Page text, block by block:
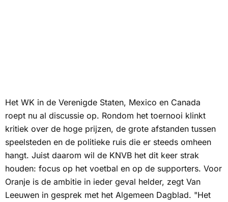
Het WK in de Verenigde Staten, Mexico en Canada
roept nu al discussie op. Rondom het toernooi klinkt
kritiek over de hoge prijzen, de grote afstanden tussen
speelsteden en de politieke ruis die er steeds omheen
hangt. Juist daarom wil de KNVB het dit keer strak
houden: focus op het voetbal en op de supporters. Voor
Oranje is de ambitie in ieder geval helder, zegt Van
Leeuwen in gesprek met het Algemeen Dagblad. "Het